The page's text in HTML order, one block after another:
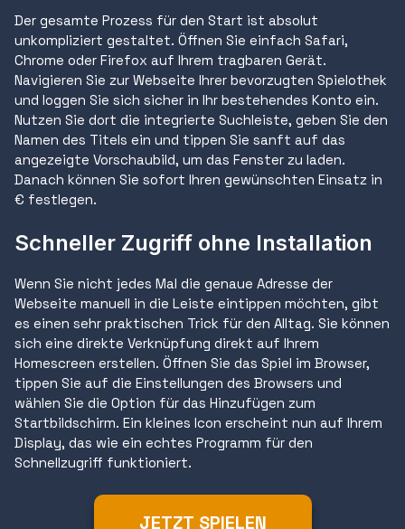
Der gesamte Prozess für den Start ist absolut
unkompliziert gestaltet. Öffnen Sie einfach Safari,
Chrome oder Firefox auf Ihrem tragbaren Gerät.
Navigieren Sie zur Webseite Ihrer bevorzugten Spielothek
und loggen Sie sich sicher in Ihr bestehendes Konto ein.
Nutzen Sie dort die integrierte Suchleiste, geben Sie den
Namen des Titels ein und tippen Sie sanft auf das
angezeigte Vorschaubild, um das Fenster zu laden.
Danach können Sie sofort Ihren gewünschten Einsatz in
€ festlegen.
Schneller Zugriff ohne Installation
Wenn Sie nicht jedes Mal die genaue Adresse der
Webseite manuell in die Leiste eintippen möchten, gibt
es einen sehr praktischen Trick für den Alltag. Sie können
sich eine direkte Verknüpfung direkt auf Ihrem
Homescreen erstellen. Öffnen Sie das Spiel im Browser,
tippen Sie auf die Einstellungen des Browsers und
wählen Sie die Option für das Hinzufügen zum
Startbildschirm. Ein kleines Icon erscheint nun auf Ihrem
Display, das wie ein echtes Programm für den
Schnellzugriff funktioniert.
JETZT SPIELEN